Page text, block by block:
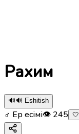
Рахим
🔊🔊 Eshitish
♂ Ер есімі👁 245 🤍